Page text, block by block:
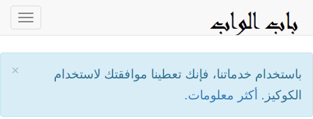
×
باستخدام خدماتنا، فإنك تعطينا موافقتك لاستخدام
الكوكيز. أكثر معلومات.